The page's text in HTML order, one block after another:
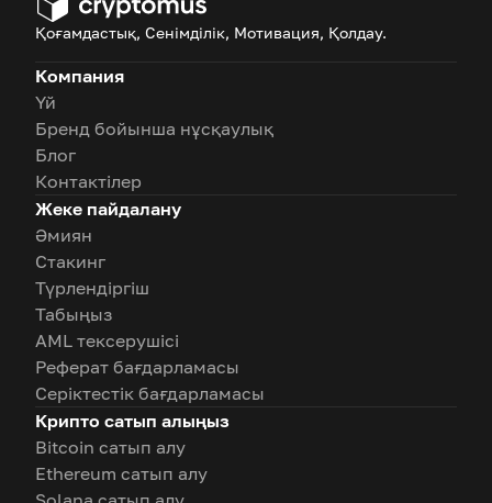
Қоғамдастық, Сенімділік, Мотивация, Қолдау.
Компания
Үй
Бренд бойынша нұсқаулық
Блог
Контактілер
Жеке пайдалану
Әмиян
Стакинг
Түрлендіргіш
Табыңыз
AML тексерушісі
Реферат бағдарламасы
Серіктестік бағдарламасы
Крипто сатып алыңыз
Bitcoin сатып алу
Ethereum сатып алу